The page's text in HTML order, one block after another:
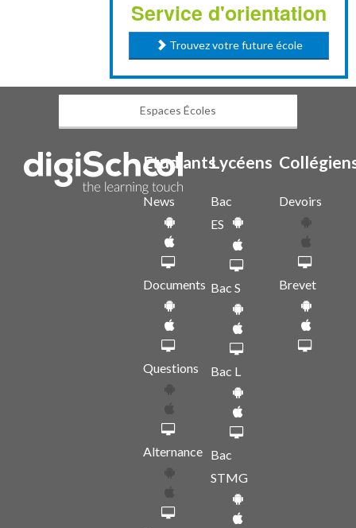
Service d'orientation
Trouvez votre future école
Espaces Écoles
Etudiants
News
Documents
Questions
Alternance
Lycéens
Bac
ES
Bac S
Bac L
Bac
STMG
Devoirs
Brevet